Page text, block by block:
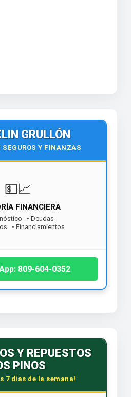
GRULLÓN
SEGUROS Y FINANZAS
💵📈
FINANCIERA
• Deudas
• Financiamientos
hoy!
809-604-0352
Y REPUESTOS
PINOS
7 días de la semana!